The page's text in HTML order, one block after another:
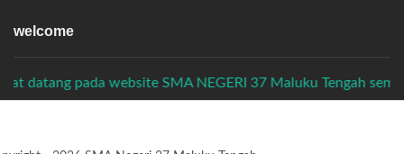
welcome
SMA NEGERI 37 Maluku Tengah semoga bermanfaat